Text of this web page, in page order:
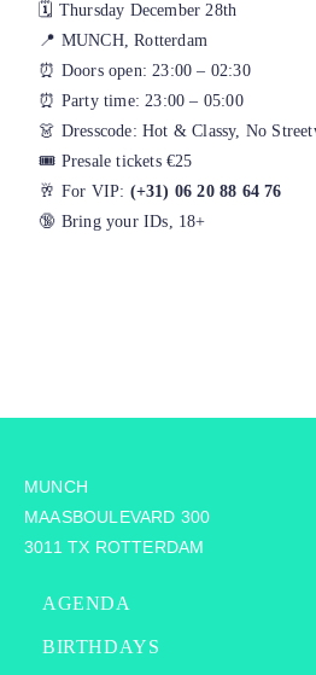
🗓 Thursday December 28th
📍 MUNCH, Rotterdam
⏰ Doors open: 23:00 – 02:30
⏰ Party time: 23:00 – 05:00
👗 Dresscode: Hot & Classy, No
🎟 Presale tickets €25
🥂 For VIP: (+31) 06 20 88 64 76
🔞 Bring your IDs, 18+
MUNCH
MAASBOULEVARD 300
3011 TX ROTTERDAM
AGENDA
BIRTHDAYS